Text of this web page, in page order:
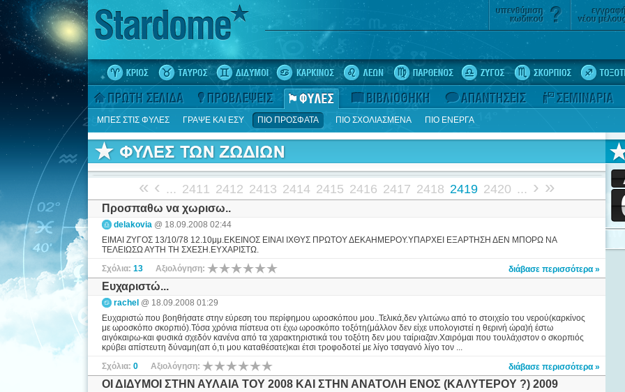
ΜΠΕΣ ΣΤΙΣ ΦΥΛΕΣ ΓΡΑΨΕ ΚΑΙ ΕΣΥ ΠΙΟ ΠΡΟΣΦΑΤΑ ΠΙΟ ΣΧΟΛΙΑΣΜΕΝΑ ΠΙΟ ΕΝΕΡΓΑ
« ‹ ... 2411 2412 2413 2414 2415 2416 2417 2418 2419 2420 ... › »
Προσπαθω να χωρισω..
delakovia @ 18.09.2008 02:44
ΕΙΜΑΙ ΖΥΓΟΣ 13/10/78 12.10μμ.ΕΚΕΙΝΟΣ ΕΙΝΑΙ ΙΧΘΥΣ ΠΡΩΤΟΥ ΔΕΚΑΗΜΕΡΟΥ.ΥΠΑΡΧΕΙ ΕΞΑΡΤΗΣΗ ΔΕΝ ΜΠΟΡΩ ΝΑ
ΤΕΛΕΙΩΣΩ ΑΥΤΗ ΤΗ ΣΧΕΣΗ.ΕΥΧΑΡΙΣΤΩ.
διάβασε περισσότερα »
Σχόλια: 13 Αξιολόγηση:
Ευχαριστώ...
rachel @ 18.09.2008 01:29
Ευχαριστώ που βοηθήσατε στην εύρεση του περίφημου ωροσκόπου μου..Τελικά,δεν γλιτώνω από το στοιχείο του νερού(καρκίνος
με ωροσκόπο σκορπιό).Τόσα χρόνια πίστευα οτι έχω ωροσκόπο τοξότη(μάλλον δεν είχε υπολογιστεί η θερινή ώρα)ή έστω
αιγόκαιρω-και φυσικά σχεδόν κανένα από τα χαρακτηριστικά του τοξότη δεν μου ταίριαζαν.Χαιρόμαι που τουλάχιστον ο σκορπιός
κρύβει απίστευτη δύναμη(απ ό,τι μου καταθέσατε)και έτσι τροφοδοτεί με λίγο τσαγανό λίγο τον ...
διάβασε περισσότερα »
Σχόλια: 0 Αξιολόγηση:
ΟΙ ΔΙΔΥΜΟΙ ΣΤΗΝ ΑΥΛΑΙΑ ΤΟΥ 2008 ΚΑΙ ΣΤΗΝ ΑΝΑΤΟΛΗ ΕΝΟΣ (ΚΑΛΥΤΕΡΟΥ ?) 2009